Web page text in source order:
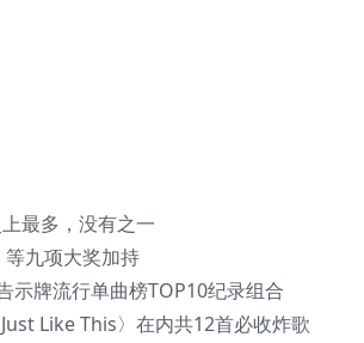
最多，没有之一
九项大奖加持
示牌流行单曲榜TOP10纪录组合
Like This〉在内共12首必收炸歌